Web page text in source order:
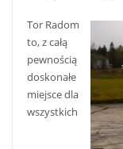
Tor Radom
to, z całą
pewnością
doskonałe
miejsce dla
wszystkich